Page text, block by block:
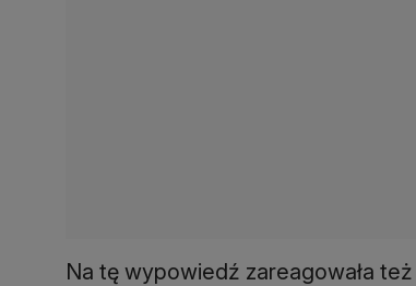
Na tę wypowiedź zareagowała